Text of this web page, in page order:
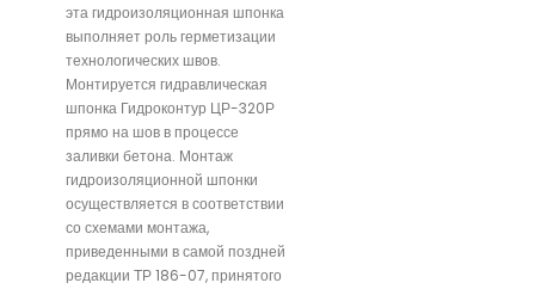
эта гидроизоляционная шпонка
выполняет роль герметизации
технологических швов.
Монтируется гидравлическая
шпонка Гидроконтур ЦР-320Р
прямо на шов в процессе
заливки бетона. Монтаж
гидроизоляционной шпонки
осуществляется в соответствии
со схемами монтажа,
приведенными в самой поздней
редакции ТР 186-07, принятого